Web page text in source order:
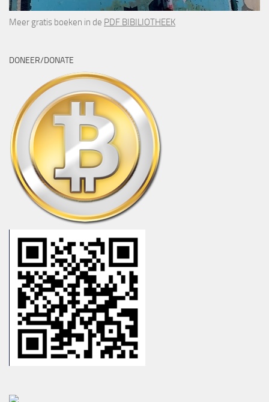
Meer gratis boeken in de PDF BIBILIOTHEEK
DONEER/DONATE